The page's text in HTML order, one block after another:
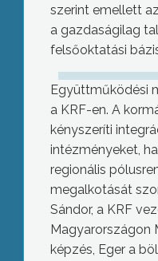
szerint emellett
a gazdaságilag
felsőoktatási
Együttműködési
a KRF-en. A
kényszeríti
intézményeket,
regionális
megalkotását
Sándor, a KRF
Magyarországon
képzés, Eger a